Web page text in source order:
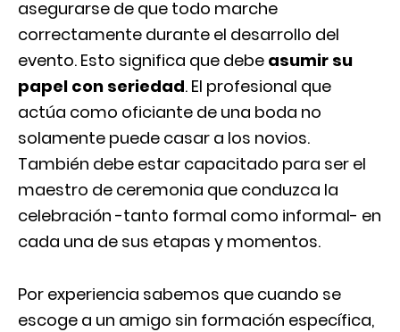
asegurarse de que todo marche
correctamente durante el desarrollo del
evento. Esto significa que debe asumir su
papel con seriedad. El profesional que
actúa como oficiante de una boda no
solamente puede casar a los novios.
También debe estar capacitado para ser el
maestro de ceremonia que conduzca la
celebración -tanto formal como informal- en
cada una de sus etapas y momentos.
Por experiencia sabemos que cuando se
escoge a un amigo sin formación específica,